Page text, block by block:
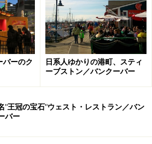
ーテムポール前広場 （C）Tourism
ウンタウンすぐそばとは思えない、手
る歩行者、自転車用の道路があるの
クルで楽しむのにぴったり。また、園
大級のバンクーバー水族館があるの
逃しなく。スタンレー公園とバンクー
バーのク
日系人ゆかりの港町、スティ
ーブストン／バンクーバー
"王冠の宝石"ウェスト・レストラン／バン
バー